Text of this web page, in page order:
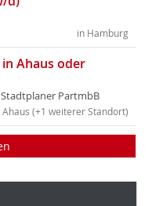
in Hamburg
Ahaus oder
PartmbB
Ahaus (+1 weiterer Standort)